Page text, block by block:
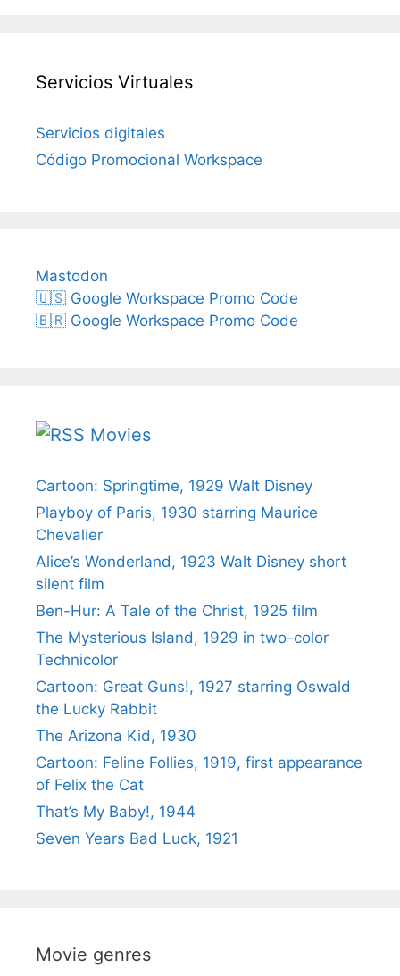
Servicios Virtuales
Servicios digitales
Código Promocional Workspace
Mastodon
🇺🇸 Google Workspace Promo Code
🇧🇷 Google Workspace Promo Code
Movies
Cartoon: Springtime, 1929 Walt Disney
Playboy of Paris, 1930 starring Maurice
Chevalier
Alice’s Wonderland, 1923 Walt Disney short
silent film
Ben-Hur: A Tale of the Christ, 1925 film
The Mysterious Island, 1929 in two-color
Technicolor
Cartoon: Great Guns!, 1927 starring Oswald
the Lucky Rabbit
The Arizona Kid, 1930
Cartoon: Feline Follies, 1919, first appearance
of Felix the Cat
That’s My Baby!, 1944
Seven Years Bad Luck, 1921
Movie genres